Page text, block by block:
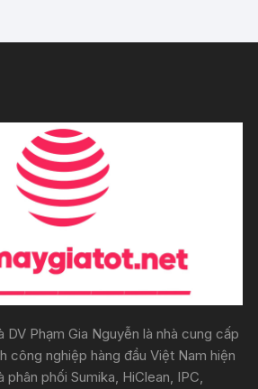
Phạm Gia Nguyễn là nhà cung cấp
công nghiệp hàng đầu Việt Nam hiện
phân phối Sumika, HiClean, IPC,